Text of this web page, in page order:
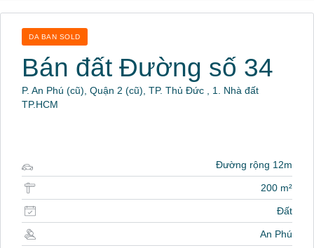
DA BAN SOLD
Bán đất Đường số 34
P. An Phú (cũ), Quận 2 (cũ), TP. Thủ Đức , 1. Nhà đất
TP.HCM
Đường rộng 12m
200 m²
Đất
An Phú